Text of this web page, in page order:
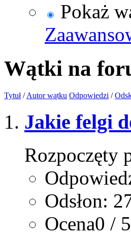
Pokaż
Wątki na
Tytuł/Autor wątku Odpowiedzi /
Jakie felgi
Rozpoczęty
Odsłon:
Ocena0 / 5